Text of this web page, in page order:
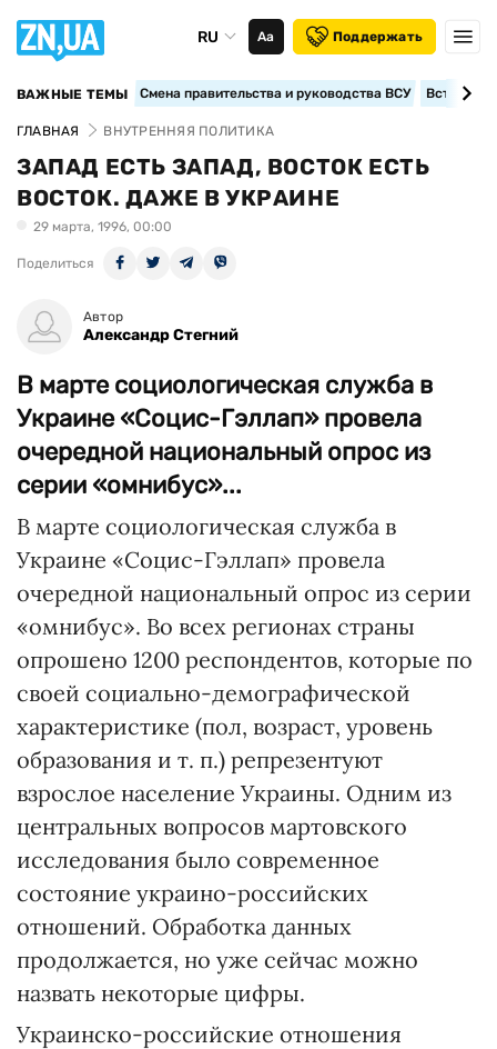
RU Аа Поддержать
ВАЖНЫЕ ТЕМЫ Смена правительства и руководства ВСУ
ГЛАВНАЯ ВНУТРЕННЯЯ ПОЛИТИКА
ЗАПАД ЕСТЬ ЗАПАД, ВОСТОК ЕСТЬ
ВОСТОК. ДАЖЕ В УКРАИНЕ
29 марта, 1996, 00:00
Поделиться
Автор
Александр Стегний
В марте социологическая служба в
Украине «Социс-Гэллап» провела
очередной национальный опрос из
серии «омнибус»...
В марте социологическая служба в
Украине «Социс-Гэллап» провела
очередной национальный опрос из серии
«омнибус». Во всех регионах страны
опрошено 1200 респондентов, которые по
своей социально-демографической
характеристике (пол, возраст, уровень
образования и т. п.) репрезентуют
взрослое население Украины. Одним из
центральных вопросов мартовского
исследования было современное
состояние украино-российских
отношений. Обработка данных
продолжается, но уже сейчас можно
назвать некоторые цифры.
Украинско-российские отношения